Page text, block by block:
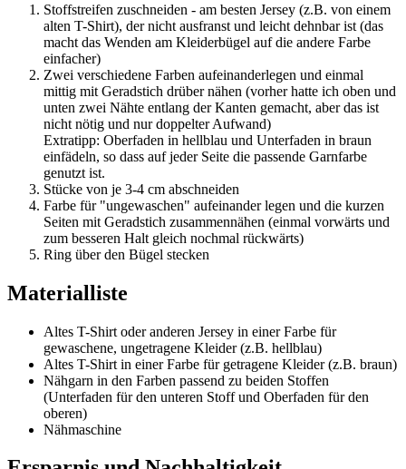
Stoffstreifen zuschneiden - am besten Jersey (z.B. von einem
alten T-Shirt), der nicht ausfranst und leicht dehnbar ist (das
macht das Wenden am Kleiderbügel auf die andere Farbe
einfacher)
Zwei verschiedene Farben aufeinanderlegen und einmal
mittig mit Geradstich drüber nähen (vorher hatte ich oben und
unten zwei Nähte entlang der Kanten gemacht, aber das ist
nicht nötig und nur doppelter Aufwand)
Extratipp: Oberfaden in hellblau und Unterfaden in braun
einfädeln, so dass auf jeder Seite die passende Garnfarbe
genutzt ist.
Stücke von je 3-4 cm abschneiden
Farbe für "ungewaschen" aufeinander legen und die kurzen
Seiten mit Geradstich zusammennähen (einmal vorwärts und
zum besseren Halt gleich nochmal rückwärts)
Ring über den Bügel stecken
Materialliste
Altes T-Shirt oder anderen Jersey in einer Farbe für
gewaschene, ungetragene Kleider (z.B. hellblau)
Altes T-Shirt in einer Farbe für getragene Kleider (z.B. braun)
Nähgarn in den Farben passend zu beiden Stoffen
(Unterfaden für den unteren Stoff und Oberfaden für den
oberen)
Nähmaschine